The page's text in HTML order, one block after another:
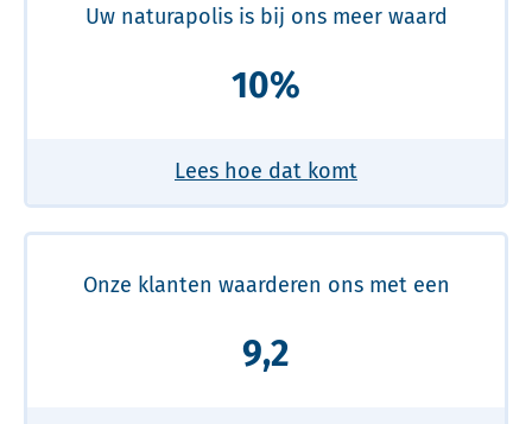
Uw naturapolis is bij ons meer waard
10%
Lees hoe dat komt
Onze klanten waarderen ons met een
9,2